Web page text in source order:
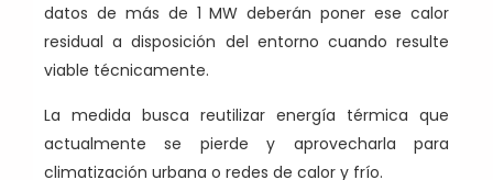
datos de más de 1 MW deberán poner ese calor
residual a disposición del entorno cuando resulte
viable técnicamente.
La medida busca reutilizar energía térmica que
actualmente se pierde y aprovecharla para
climatización urbana o redes de calor y frío.